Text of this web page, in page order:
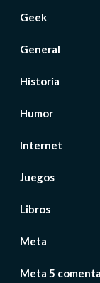
Geek
General
Historia
Humor
Internet
Juegos
Libros
Meta
Meta 5